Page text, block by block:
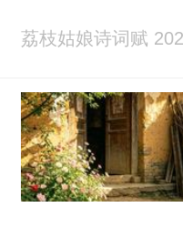
荔枝姑娘诗词赋